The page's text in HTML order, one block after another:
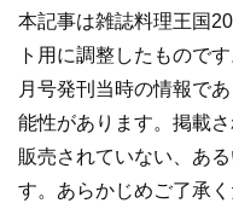
本記事は雑誌料理王国
ト用に調整したもので
月号発刊当時の情報で
能性があります。掲載
販売されていない、あ
す。あらかじめご了承く